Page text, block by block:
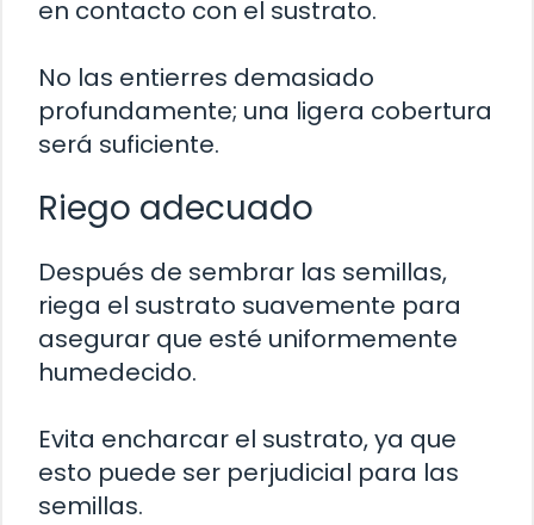
en contacto con el sustrato.
No las entierres demasiado
profundamente; una ligera cobertura
será suficiente.
Riego adecuado
Después de sembrar las semillas,
riega el sustrato suavemente para
asegurar que esté uniformemente
humedecido.
Evita encharcar el sustrato, ya que
esto puede ser perjudicial para las
semillas.